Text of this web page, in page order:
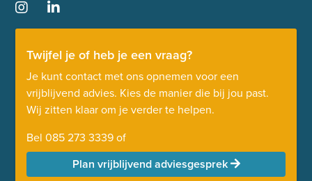
Twijfel je of heb je een vraag?
Je kunt contact met ons opnemen voor een
vrijblijvend advies. Kies de manier die bij jou past.
Wij zitten klaar om je verder te helpen.
Bel 085 273 3339of
Plan vrijblijvend adviesgesprek